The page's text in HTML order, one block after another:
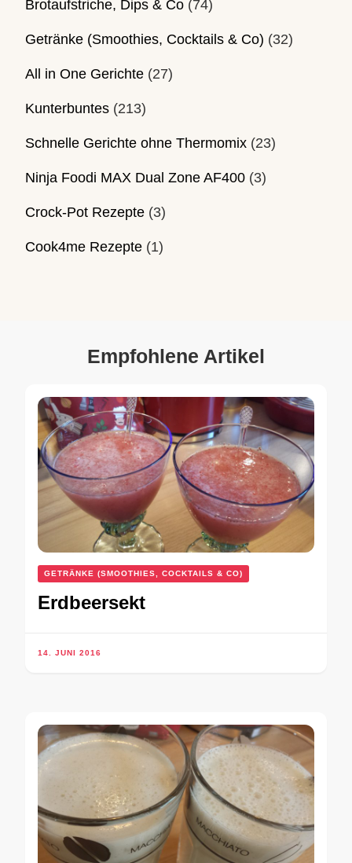
Brotaufstriche, Dips & Co (74)
Getränke (Smoothies, Cocktails & Co) (32)
All in One Gerichte (27)
Kunterbuntes (213)
Schnelle Gerichte ohne Thermomix (23)
Ninja Foodi MAX Dual Zone AF400 (3)
Crock-Pot Rezepte (3)
Cook4me Rezepte (1)
Empfohlene Artikel
GETRÄNKE (SMOOTHIES, COCKTAILS & CO)
Erdbeersekt
14. JUNI 2016